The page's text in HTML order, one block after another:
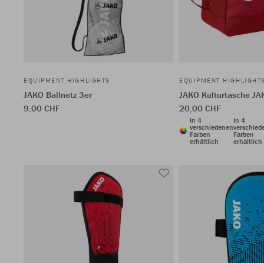
EQUIPMENT HIGHLIGHTS
JAKO Ballnetz 3er
9,00 CHF
EQUIPMENT
JAKO Kulturtasche
20,00 CHF
In 4
verschiedenen
Farben
erhältlich
In 4
Farben
erhältlich